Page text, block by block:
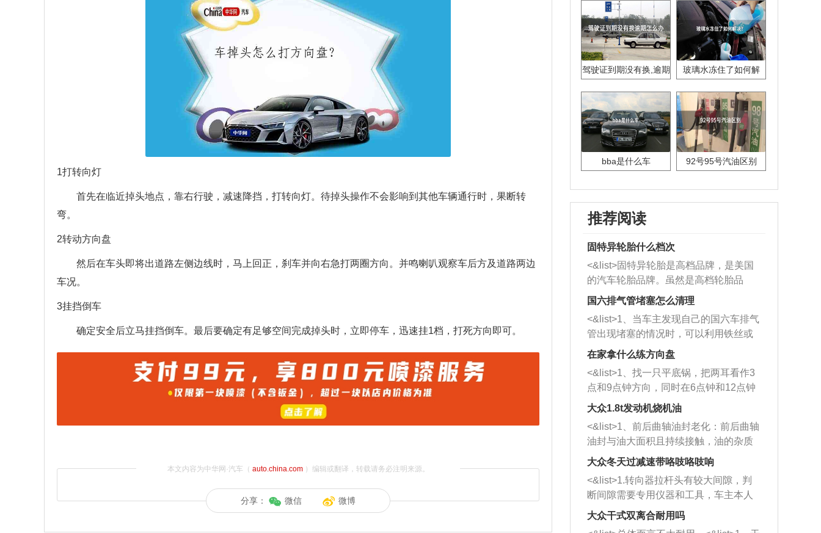
1打转向灯
首先在临近掉头地点，靠右行驶，减速降挡，打转向灯。待掉头操作不会影响到其他车辆通行时，果断转
弯。
2转动方向盘
然后在车头即将出道路左侧边线时，马上回正，刹车并向右急打两圈方向。并鸣喇叭观察车后方及道路两边
车况。
3挂挡倒车
确定安全后立马挂挡倒车。最后要确定有足够空间完成掉头时，立即停车，迅速挂1档，打死方向即可。
本文内容为中华网·汽车（ auto.china.com）编辑或翻译，转载请务必注明来源。
分享： 微信 微博
驾驶证到期没有换,逾期
玻璃水冻住了如何解
bba是什么车 92号95号汽油区别
推荐阅读
固特异轮胎什么档次
<&list>固特异轮胎是高档品牌，是美国
的汽车轮胎品牌。虽然是高档轮胎品
牌，但是中高低端的轮胎都有生产，这
也是为了更好的开拓市场。
国六排气管堵塞怎么清理
<&list>1、当车主发现自己的国六车排气
管出现堵塞的情况时，可以利用铁丝或
者是细棍，直接将杂物给取出来，如果
堵塞情况比较严重，也可以采取应急措
施。 <&list>2、直接利用木棍将所有的
杂物推到排气管里面的位置处，然后将
三元催化器拆解开，就可以将堵塞的东
西取出来。但如果是因为积碳过多引起
的堵塞，就需要将三元催化器泡在草酸
洗剂对堵塞的情况得到解决，将清洗剂
放在燃油箱中，与燃油混合后，车辆启
动时，就可以和汽油一起进入到燃烧
室，最后形成废气排出，就可以让三元
催化器得到清洗，排气管堵塞的情况就
在家拿什么练方向盘
<&list>1、找一只平底锅，把两耳看作3
点和9点钟方向，同时在6点钟和12点钟
方向做一个标记。 <&list>2、双手握住
一圈半的练习，往右同样也要打相同的
圈数。 <&list>3、最后强调要反复练
习，这样就可以形成肌肉记忆，在真实
驾驶车辆时，不需要记忆也能打好方
向。
大众1.8t发动机烧机油
<&list>1、前后曲轴油封老化：前后曲轴
油封与油大面积且持续接触，油的杂质
和发动机内持续温度变化使其密封效果
逐渐减弱，导致渗油或漏油。<&list>2、
活塞间隙过大：积碳会使活塞环与缸体
的间隙扩大，导致机油流入燃烧室中，
造成烧机油。<&list>3、机油粘度。使用
机油粘度过小的话，同样会有烧机油现
大众冬天过减速带咯吱咯吱响
<&list>1.转向器拉杆头有较大间隙，判
断间隙需要专用仪器和工具，车主本人
无法制作，需要将车辆送到修理厂或4s
店；<&list>2.车辆半轴套管防尘罩破
大众干式双离合耐用吗